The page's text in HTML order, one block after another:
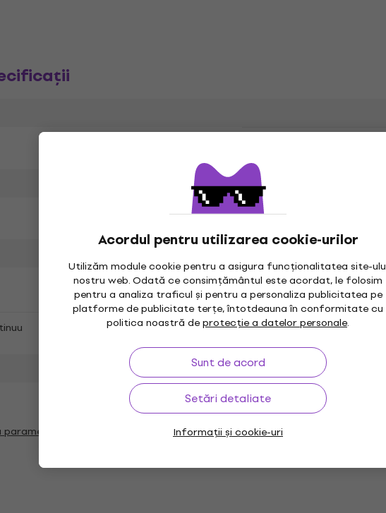
Acordul pentru utilizarea cookie-urilor
Utilizăm module cookie pentru a asigura funcționalitatea site-
nostru web. Odată ce consimțământul este acordat, le folosim
pentru a analiza traficul și pentru a personaliza publicitatea pe
platforme de publicitate terțe, întotdeauna în conformitate cu
politica noastră deprotecție a datelor personale.
Sunt de acord
Setări detaliate
Informații și cookie-uri
Culoare conform
producătorului